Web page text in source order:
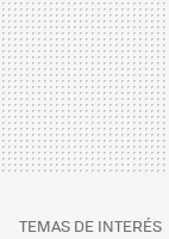
TEMAS DE INTERÉS